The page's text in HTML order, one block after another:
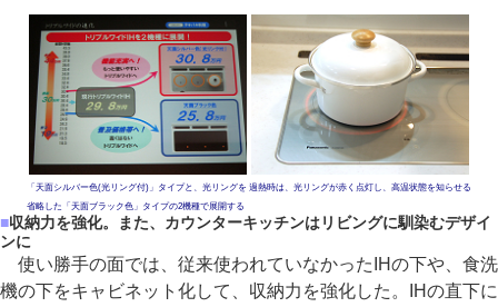
「天面シルバー色(光リング付)」タイプと、光リングを
省略した「天面ブラック色」タイプの2機種で展開する
過熱時は、光リングが赤く点灯し、高温状態を知らせる
■収納力を強化。また、カウンターキッチンはリビングに馴染むデザイ
ンに
使い勝手の面では、従来使われていなかったIHの下や、食洗
機の下をキャビネット化して、収納力を強化した。IHの直下に